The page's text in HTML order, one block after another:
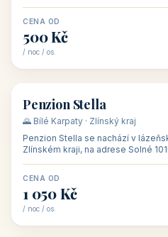
CENA OD
500 Kč
/ noc / os.
🏡 penzion
Penzion Stella
🌄 Bílé Karpaty · Zlínský kraj
Penzion Stella se nachází v
Zlínském kraji, na adrese Solné
CENA OD
1 050 Kč
/ noc / os.